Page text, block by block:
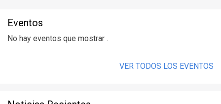
Eventos
No hay eventos que mostrar .
VER TODOS LOS EVENTOS